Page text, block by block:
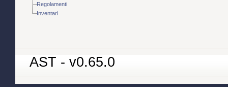
Regolamenti
Inventari
AST - v0.65.0